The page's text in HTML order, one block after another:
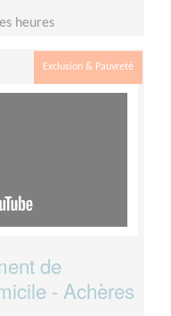
heures
Exclusion & Pauvreté
de
- Achères